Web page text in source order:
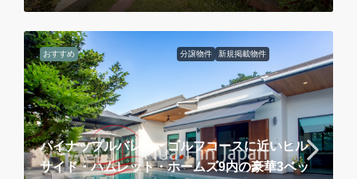
おすすめ 分譲物件 新規掲載物件
パイナップルバレー・ゴルフコースに近いヒル
サイド・ハムレット・ホームズ9内の豪華3ベッ